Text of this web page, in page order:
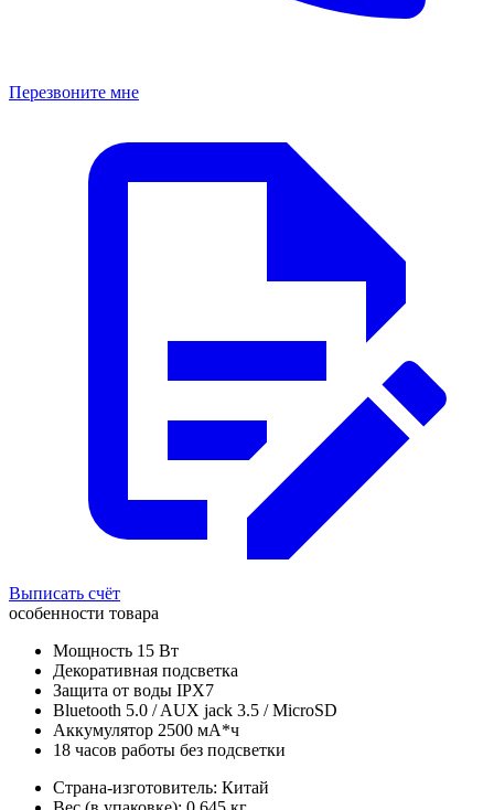
Перезвоните мне
Выписать счёт
особенности товара
Мощность 15 Вт
Декоративная подсветка
Защита от воды IPX7
Bluetooth 5.0 / AUX jack 3.5 / MicroSD
Аккумулятор 2500 мА*ч
18 часов работы без подсветки
Страна-изготовитель: Китай